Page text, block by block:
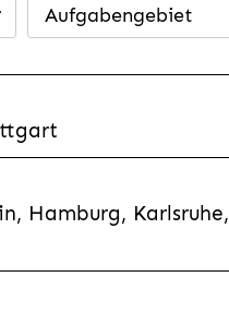
Aufgabengebiet
Hamburg, Karlsruhe,